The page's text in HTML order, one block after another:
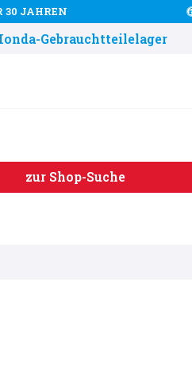
30 JAHREN
Gebrauchtteilelager
zur Shop-Suche